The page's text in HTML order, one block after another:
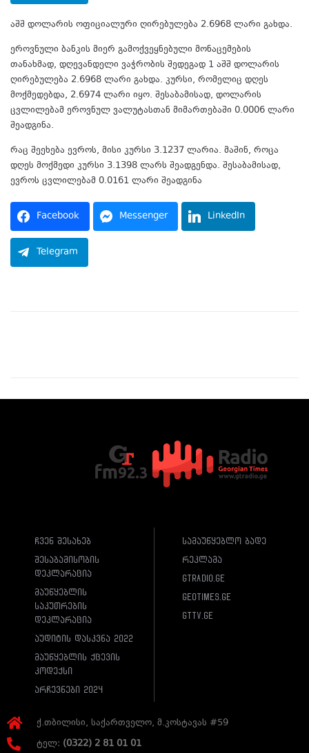
აშშ დოლარის ოფიციალური ღირებულება 2.6968 ლარი გახდა.
ეროვნული ბანკის მიერ გამოქვეყნებული მონაცემების
თანახმად, დღევანდელი ვაჭრობის შედეგად 1 აშშ დოლარის
ღირებულება 2.6968 ლარი გახდა. კურსი, რომელიც დღეს
მოქმედებდა, 2.6974 ლარი იყო. შესაბამისად, დოლარის
ცვლილებამ ეროვნულ ვალუტასთან მიმართებაში 0.0006 ლარი
შეადგინა.
რაც შეეხება ევროს, მისი კურსი 3.1237 ლარია. მაშინ, როცა
დღეს მოქმედი კურსი 3.1398 ლარს შეადგენდა. შესაბამისად,
ევროს ცვლილებამ 0.0161 ლარი შეადგინა
Facebook Messenger LinkedIn
Telegram
ჩვენ შესახებ
შესაბამისობის
დეკლარაცია
მაუწყებლის
საკუთრების
დეკლარაცია
აუდიტის დასკვნა 2022
მაუწყებლის ქცევის
კოდექსი
არჩევნები 2024
სამაუწყებლო ბადე
რეკლამა
gtradio.ge
geotimes.ge
gttv.ge
ქ.თბილისი, საქართველო, მ.კოსტავას #59
ტელ: (0322) 2 81 01 01